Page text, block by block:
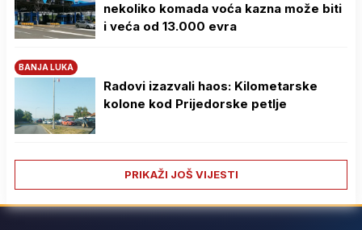
nekoliko komada voća kazna može biti
i veća od 13.000 evra
BANJA LUKA
Radovi izazvali haos: Kilometarske
kolone kod Prijedorske petlje
PRIKAŽI JOŠ VIJESTI